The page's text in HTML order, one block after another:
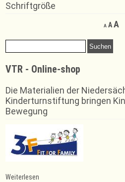
Schriftgröße
A
Decrease
font
AReset
size.
A
Suchen
nach:
VTR - Online-shop
Die Materialien der
Kinderturnstiftung bringen
Bewegung
Weiterlesen